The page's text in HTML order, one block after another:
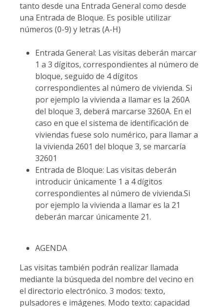
tanto desde una Entrada General como desde
una Entrada de Bloque. Es posible utilizar
números (0-9) y letras (A-H)
Entrada General: Las visitas deberán marcar
1 a 3 dígitos, correspondientes al número de
bloque, seguido de 4 dígitos
correspondientes al número de vivienda. Si
por ejemplo la vivienda a llamar es la 260A
del bloque 3, deberá marcarse 3260A. En el
caso en que el sistema de identificación de
viviendas fuese solo numérico, para llamar a
la vivienda 2601 del bloque 3, se marcaría
32601
Entrada de Bloque: Las visitas deberán
introducir únicamente 1 a 4 dígitos
correspondientes al número de vivienda.Si
por ejemplo la vivienda a llamar es la 21
deberán marcar únicamente 21.
AGENDA
Las visitas también podrán realizar llamada
mediante la búsqueda del nombre del vecino en
el directorio electrónico. 3 modos: texto,
pulsadores e imágenes. Modo texto: capacidad